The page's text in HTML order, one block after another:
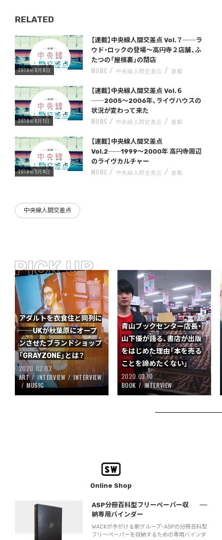
RELATED
Warning : Undefined variable $post_id in
/home/storywriter/storywriter.tokyo/public_html/wp-content/themes/StoryWriter/single.phpon line242
【連載】中央線人間交差点 Vol.７──ラ
ウド・ロックの登場〜高円寺２店舗、ふ
たつの「屋根裏」の閉店
2018年6月8日
MUSIC 中央線人間交差点 連載
Warning : Undefined variable $post_id in
/home/storywriter/storywriter.tokyo/public_html/wp-content/themes/StoryWriter/single.phpon line242
【連載】中央線人間交差点 Vol.６
──2005〜2006年、ライヴハウスの
状況が変わって来た
2018年6月1日
MUSIC 中央線人間交差点 連載
Warning : Undefined variable $post_id in
/home/storywriter/storywriter.tokyo/public_html/wp-content/themes/StoryWriter/single.phpon line242
【連載】中央線人間交差点
Vol.2──1999〜2000年 高円寺周辺
のライヴカルチャー
2018年5月4日
MUSIC 中央線人間交差点 連載
中央線人間交差点
アダルトを衣食住と同列に
──UKが秋葉原にオープ
ンさせたブランドショップ
「GRAYZONE」とは？
2020.02.02
ART
INTERVIEW
INTERVIEW
MUSIC
青山ブックセンター店長・
山下優が語る、書店が出版
をはじめた理由「本を売る
ことを諦めたくない」
2020.03.10
BOOK
INTERVIEW
Online Shop
ASP分冊百科型フリーペーパー収
納専用バインダー
WACKが手がける新グループ・ASPの分冊百科型
フリーペーパーを収納するための専用バインダ